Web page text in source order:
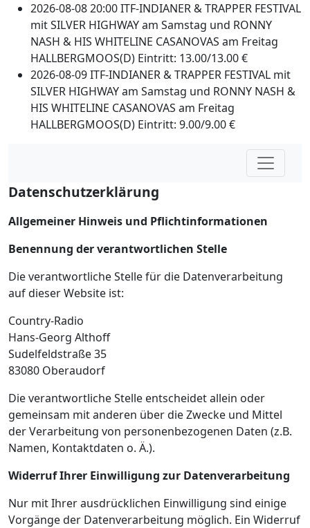
2026-08-08 20:00 ITF-INDIANER & TRAPPER FESTIVAL
mit SILVER HIGHWAY am Samstag und RONNY
NASH & HIS WHITELINE CASANOVAS am Freitag
HALLBERGMOOS(D) Eintritt: 13.00/13.00 €
2026-08-09 ITF-INDIANER & TRAPPER FESTIVAL mit
SILVER HIGHWAY am Samstag und RONNY NASH &
HIS WHITELINE CASANOVAS am Freitag
HALLBERGMOOS(D) Eintritt: 9.00/9.00 €
Datenschutzerklärung
Allgemeiner Hinweis und Pflichtinformationen
Benennung der verantwortlichen Stelle
Die verantwortliche Stelle für die Datenverarbeitung
auf dieser Website ist:
Country-Radio
Hans-Georg Althoff
Sudelfeldstraße 35
83080 Oberaudorf
Die verantwortliche Stelle entscheidet allein oder
gemeinsam mit anderen über die Zwecke und Mittel
der Verarbeitung von personenbezogenen Daten (z.B.
Namen, Kontaktdaten o. Ä.).
Widerruf Ihrer Einwilligung zur Datenverarbeitung
Nur mit Ihrer ausdrücklichen Einwilligung sind einige
Vorgänge der Datenverarbeitung möglich. Ein Widerruf